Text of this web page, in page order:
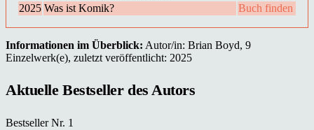
2025 Was ist Komik? Buch finden
Informationen im Überblick: Autor/in: Brian Boyd, 9
Einzelwerk(e), zuletzt veröffentlicht: 2025
Aktuelle Bestseller des Autors
Bestseller Nr. 1